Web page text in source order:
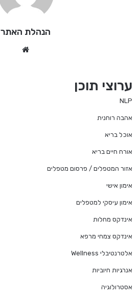
הנהלת האתר
ערוצי תוכן
NLP
אהבה רוחנית
אוכל בריא
אורח חיים בריא
אזור המטפלים / פרסום מטפלים
אימון אישי
אימון עיסקי למטפלים
אינדקס מחלות
אינדקס צמחי מרפא
אלטרנטיבלי Wellness
אנרגיות חיוביות
אסטרולוגיה